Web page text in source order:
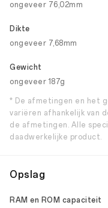
ongeveer 76,02mm
Dikte
ongeveer 7,68mm
Gewicht
ongeveer 187g
* De afmetingen en het
variëren afhankelijk van
de afmetingen. Alle
daadwerkelijke product.
Opslag
RAM en ROM capaciteit